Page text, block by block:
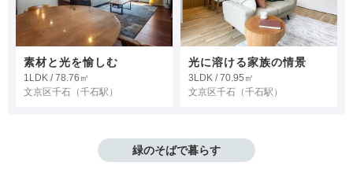
素材と光を愉しむ
1LDK / 78.76㎡
文京区千石 （千石駅）
光に溶ける家族の情景
3LDK / 70.95㎡
文京区千石 （千石駅）
緑のそばで暮らす